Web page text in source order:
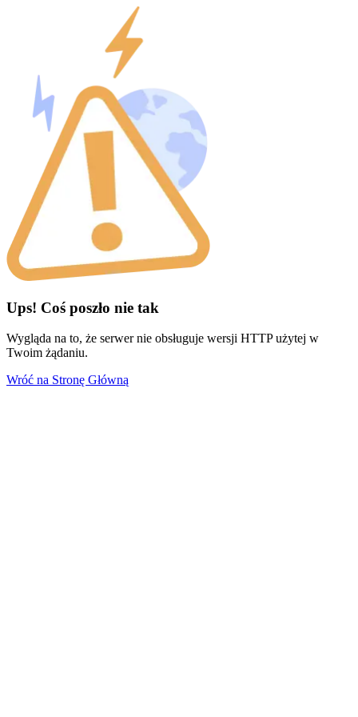
Ups! Coś poszło nie tak
Wygląda na to, że serwer nie obsługuje wersji HTTP użytej w
Twoim żądaniu.
Wróć na Stronę Główną